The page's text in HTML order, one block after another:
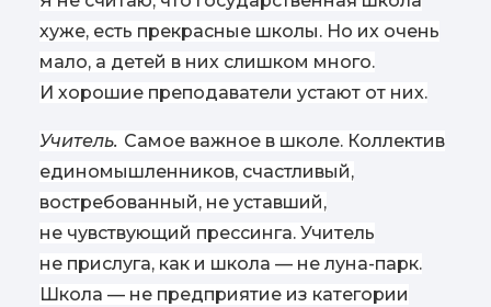
хуже, есть прекрасные школы. Но их очень
мало, а детей в них слишком много.
И хорошие преподаватели устают от них.
Учитель. Самое важное в школе. Коллектив
единомышленников, счастливый,
востребованный, не уставший,
не чувствующий прессинга. Учитель
не прислуга, как и школа — не луна-парк.
Школа — не предприятие из категории